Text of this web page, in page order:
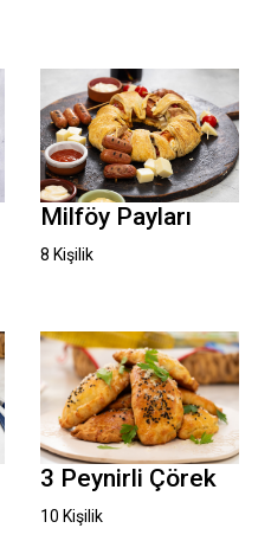
Milföy Payları
8 Kişilik
3 Peynirli Çörek
10 Kişilik